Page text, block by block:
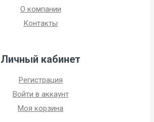
О компании
Контакты
Личный кабинет
Регистрация
Войти в аккаунт
Моя корзина